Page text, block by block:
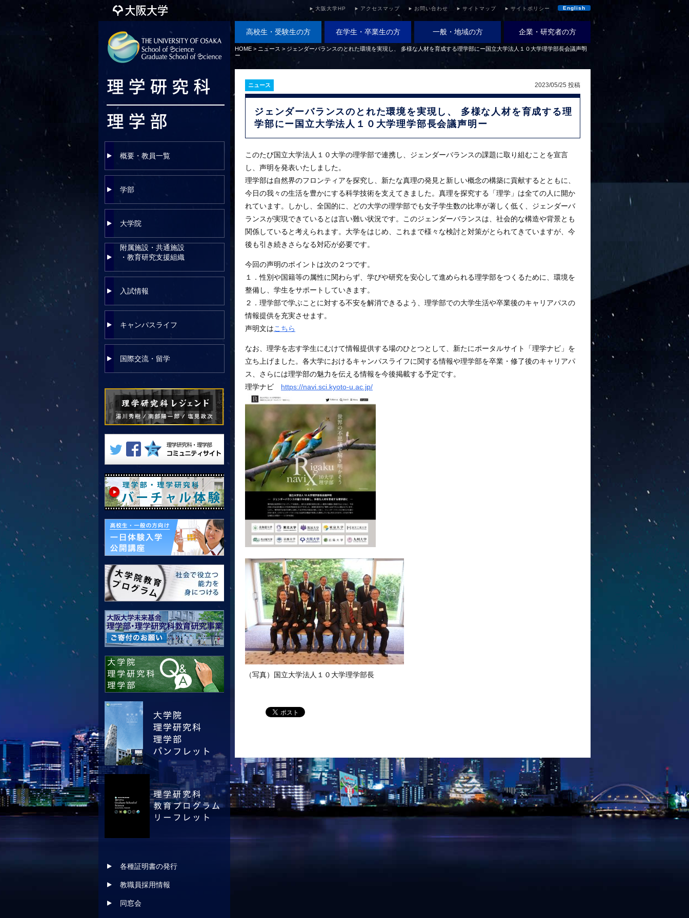
大阪大学HP アクセスマップ お問い合わせ サイトマップ サイトポリシー English
概要・教員一覧
学部
大学院
附属施設・共通施設
・教育研究支援組織
入試情報
キャンパスライフ
国際交流・留学
各種証明書の発行
教職員採用情報
同窓会
高校生・受験生の方 在学生・卒業生の方 一般・地域の方 企業・研究者の方
HOME > ニュース > ジェンダーバランスのとれた環境を実現し、 多様な人材を育成する理学部にー国立大学法人１０大学理学部長会議声明
ー
ニュース 2023/05/25 投稿
ジェンダーバランスのとれた環境を実現し、 多様な人材を育成する理
学部にー国立大学法人１０大学理学部長会議声明ー
このたび国立大学法人１０大学の理学部で連携し、ジェンダーバランスの課題に取り組むことを宣言
し、声明を発表いたしました。
理学部は自然界のフロンティアを探究し、新たな真理の発見と新しい概念の構築に貢献するとともに、
今日の我々の生活を豊かにする科学技術を支えてきました。真理を探究する「理学」は全ての人に開か
れています。しかし、全国的に、どの大学の理学部でも女子学生数の比率が著しく低く、ジェンダーバ
ランスが実現できているとは言い難い状況です。このジェンダーバランスは、社会的な構造や背景とも
関係していると考えられます。大学をはじめ、これまで様々な検討と対策がとられてきていますが、今
後も引き続きさらなる対応が必要です。
今回の声明のポイントは次の２つです。
１．性別や国籍等の属性に関わらず、学びや研究を安心して進められる理学部をつくるために、環境を
整備し、学生をサポートしていきます。
２．理学部で学ぶことに対する不安を解消できるよう、理学部での大学生活や卒業後のキャリアパスの
情報提供を充実させます。
声明文はこちら
なお、理学を志す学生にむけて情報提供する場のひとつとして、新たにポータルサイト「理学ナビ」を
立ち上げました。各大学におけるキャンパスライフに関する情報や理学部を卒業・修了後のキャリアパ
ス、さらには理学部の魅力を伝える情報を今後掲載する予定です。
理学ナビ https://navi.sci.kyoto-u.ac.jp/
（写真）国立大学法人１０大学理学部長